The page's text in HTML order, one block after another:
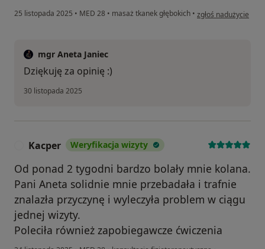
25 listopada 2025 • MED 28 • masaż tkanek głębokich • w opinii
zgłoś nadużycie
mgr Aneta Janiec
Dziękuję za opinię :)
30 listopada 2025
Kacper Weryfikacja wizyty
Od ponad 2 tygodni bardzo bolały mnie kolana.
Pani Aneta solidnie mnie przebadała i trafnie
znalazła przyczynę i wyleczyła problem w ciągu
jednej wizyty.
Poleciła również zapobiegawcze ćwiczenia